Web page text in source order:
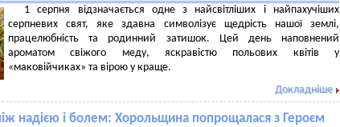
1 серпня відзначається одне з найсвітліших і найпахучіших
серпневих свят, яке здавна символізує щедрість нашої землі,
працелюбність та родинний затишок. Цей день наповнений
ароматом свіжого меду, яскравістю польових квітів у
«маковійчиках» та вірою у краще.
Докладніше
надією і болем: Хорольщина попрощалася з Героєм